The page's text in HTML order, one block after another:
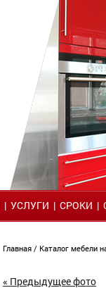
| УСЛУГИ | СРОКИ |
Главная / Каталог мебели
« Предыдущее фото